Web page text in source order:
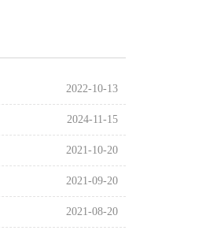
2022-10-13
2024-11-15
2021-10-20
2021-09-20
2021-08-20